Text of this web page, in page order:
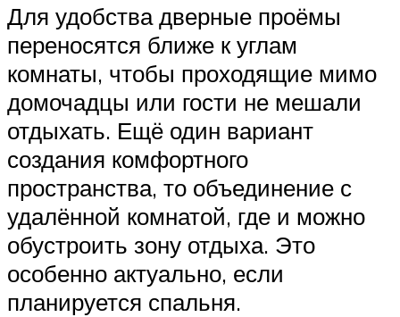
Для удобства дверные проёмы
переносятся ближе к углам
комнаты, чтобы проходящие мимо
домочадцы или гости не мешали
отдыхать. Ещё один вариант
создания комфортного
пространства, то объединение с
удалённой комнатой, где и можно
обустроить зону отдыха. Это
особенно актуально, если
планируется спальня.